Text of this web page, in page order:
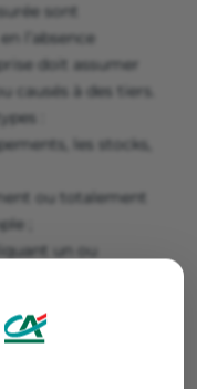
sont
l’absence
doit assumer
causés à des tiers.
:
les stocks,
ou totalement
;
un ou
des